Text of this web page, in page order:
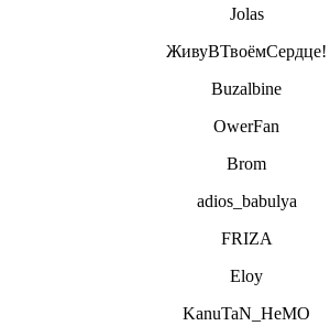
Jolas
ЖивуВТвоёмСердце!
Buzalbine
OwerFan
Brom
adios_babulya
FRIZA
Eloy
KanuTaN_HeMO